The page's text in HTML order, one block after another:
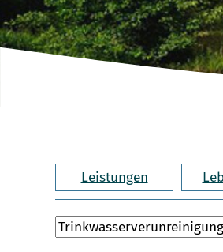
Leistungen